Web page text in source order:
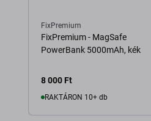
FixPremium
FixPremium - MagSafe
PowerBank 5000mAh, kék
8 000 Ft
RAKTÁRON 10+ db